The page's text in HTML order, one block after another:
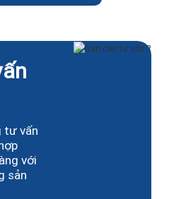
tư vấn
với
sản